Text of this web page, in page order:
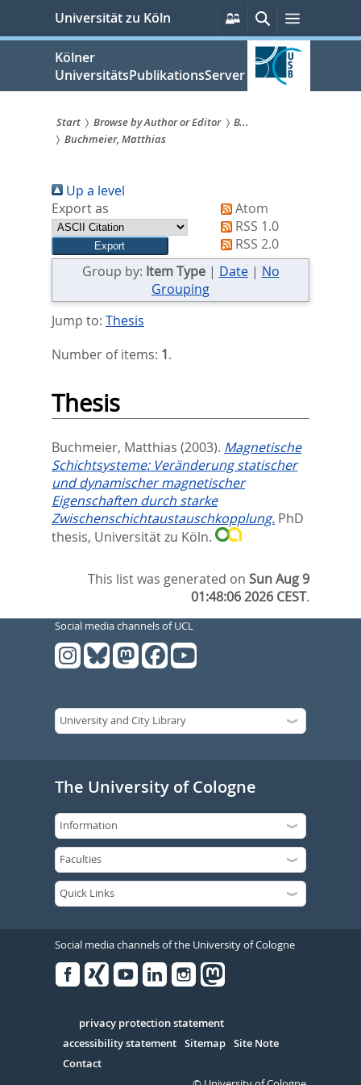
springen
Universität zu Köln
Persönliche
Services
SucheMenü
Kölner
UniversitätsPublikationsServer
Sie
sind
hier:
Start Browse by Author or Editor
B...
Buchmeier, Matthias
Up a level
Export as
Atom
RSS 1.0
RSS 2.0
Group by: Item Type| Date| No
Grouping
Jump to: Thesis
Number of items: 1.
Thesis
Buchmeier, Matthias (2003). Magnetische
Schichtsysteme: Veränderung statischer
und dynamischer magnetischer
Eigenschaften durch starke
Zwischenschichtaustauschkopplung. PhD
thesis, Universität zu Köln.
This list was generated onSun Aug 9
01:48:06 2026 CEST.
Social media channels of UCL
The University of Cologne
Social media channels of the University of Cologne
Serivce
privacy protection statement
accessibility statement Sitemap Site Note
Contact